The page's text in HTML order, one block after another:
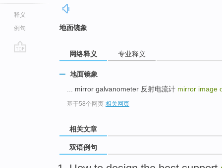
释义
例句
地面镜象
网络释义 专业释义
地面镜象
... mirror galvanometer 反射电流计 mirror image
基于58个网页-相关网页
相关文章
双语例句